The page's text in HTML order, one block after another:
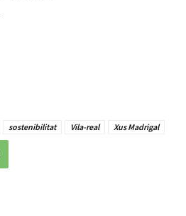
sostenibilitat Vila-real Xus Madrigal